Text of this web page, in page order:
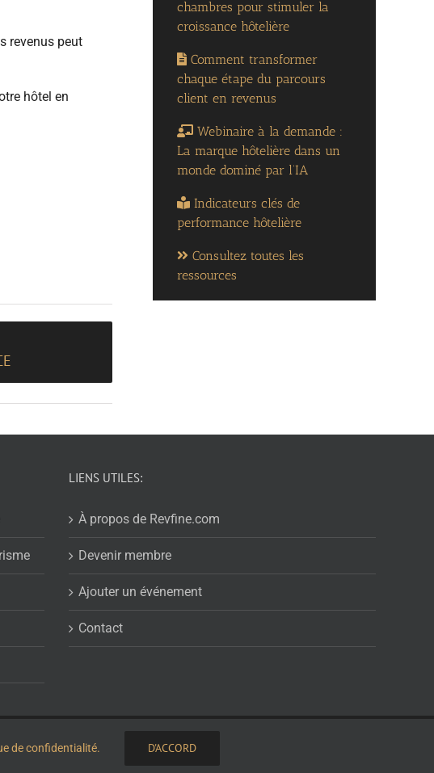
revenus peut
hôtel en
chambres pour stimuler la
croissance hôtelière
Comment transformer
chaque étape du parcours
client en revenus
Webinaire à la demande :
La marque hôtelière dans un
monde dominé par l’IA
Indicateurs clés de
performance hôtelière
Consultez toutes les
ressources
LIENS UTILES:
À propos de Revfine.com
Devenir membre
Ajouter un événement
Contact
de confidentialité. D'ACCORD